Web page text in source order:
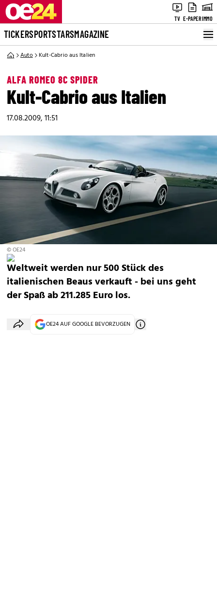
TV E-PAPERIMMO
TICKERSPORTSTARSMAGAZINE
Auto Kult-Cabrio aus Italien
ALFA ROMEO 8C SPIDER
Kult-Cabrio aus Italien
17.08.2009, 11:51
© OE24
Weltweit werden nur 500 Stück des
italienischen Beaus verkauft - bei uns geht
der Spaß ab 211.285 Euro los.
OE24 AUF GOOGLE BEVORZUGEN